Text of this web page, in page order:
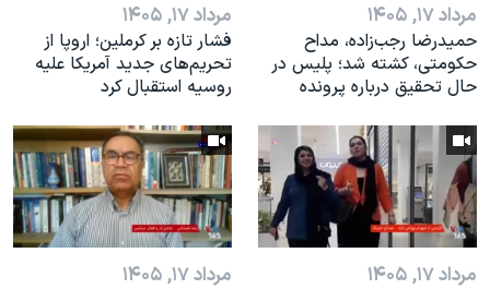
مرداد ۱۷, ۱۴۰۵
حمیدرضا رجب‌زاده، مداح
حکومتی، کشته شد؛ پلیس در
حال تحقیق درباره پرونده
مرداد ۱۷, ۱۴۰۵
فشار تازه بر کرملین؛ اروپا از
تحریم‌های جدید آمریکا علیه
روسیه استقبال کرد
مرداد ۱۷, ۱۴۰۵ مرداد ۱۷, ۱۴۰۵